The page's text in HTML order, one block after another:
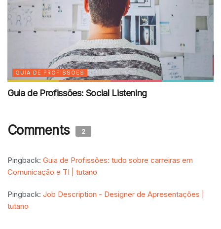
GUIA DE PROFISSÕES
Guia de Profissões: Social Listening
Comments 2
Pingback: Guia de Profissões: tudo sobre carreiras em
Comunicação e TI | tutano
Pingback: Job Description - Designer de Apresentações |
tutano